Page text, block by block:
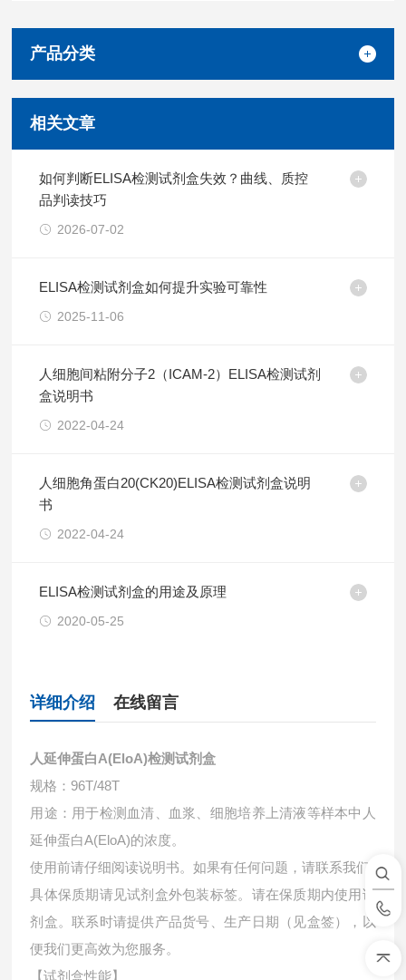
产品分类
相关文章
如何判断ELISA检测试剂盒失效？曲线、质控
品判读技巧
2026-07-02
ELISA检测试剂盒如何提升实验可靠性
2025-11-06
人细胞间粘附分子2（ICAM-2）ELISA检测试剂
盒说明书
2022-04-24
人细胞角蛋白20(CK20)ELISA检测试剂盒说明
书
2022-04-24
ELISA检测试剂盒的用途及原理
2020-05-25
详细介绍 在线留言
人延伸蛋白A(EloA)检测试剂盒
规格：96T/48T
用途：用于检测血清、血浆、细胞培养上清液等样本中 人
延伸蛋白A(EloA)的浓度。
使用前请仔细阅读说明书。如果有任何问题，请联系我们
具体保质期请见试剂盒外包装标签。请在保质期内使用试
剂盒。联系时请提供产品货号、生产日期（见盒签），以
便我们更高效为您服务。
【试剂盒性能】